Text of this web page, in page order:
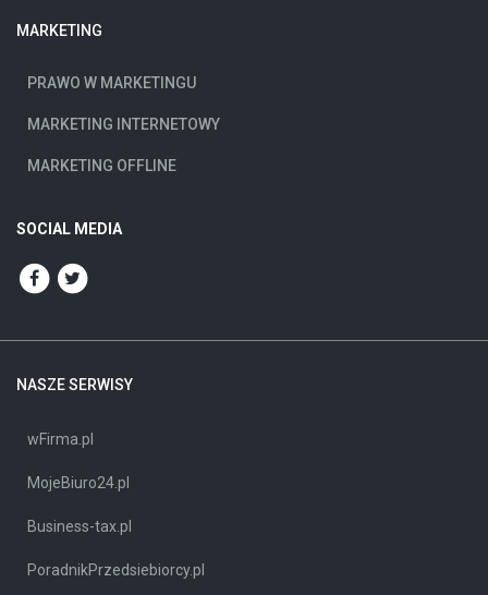
MARKETING
PRAWO W MARKETINGU
MARKETING INTERNETOWY
MARKETING OFFLINE
SOCIAL MEDIA
NASZE SERWISY
wFirma.pl
MojeBiuro24.pl
Business-tax.pl
PoradnikPrzedsiebiorcy.pl